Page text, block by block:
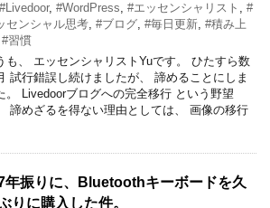
#Livedoor, #WordPress, #エッセンシャリスト , #
センシャル思考, #ブログ, #毎日更新, #積み上
#習慣
も、 エッセンシャリストYuです。 ひたすら数
試行錯誤し続けましたが、 諦めることにしま
。 Livedoorブログへの完全移行 という野望
諦めざるを得ない理由としては、 画像の移行
年振りに、Bluetoothキーボードを久
りに購入した件。